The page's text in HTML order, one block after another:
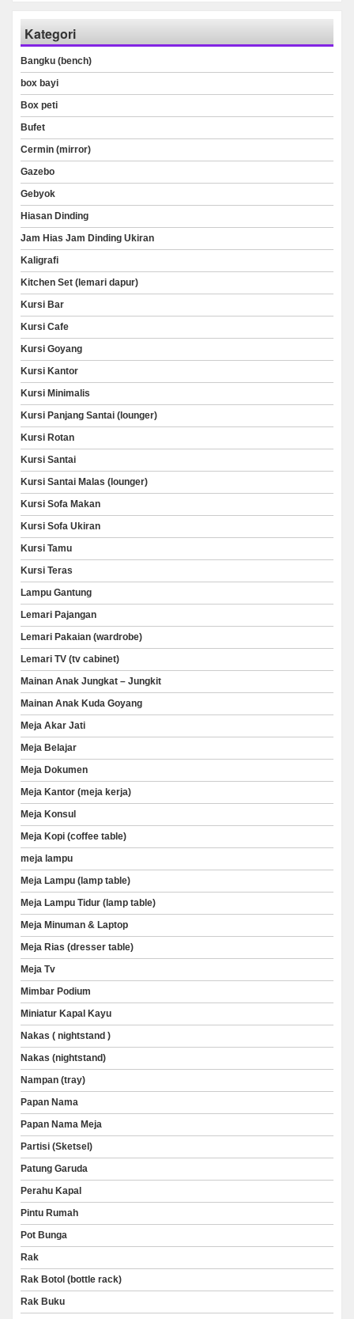
Kategori
Bangku (bench)
box bayi
Box peti
Bufet
Cermin (mirror)
Gazebo
Gebyok
Hiasan Dinding
Jam Hias Jam Dinding Ukiran
Kaligrafi
Kitchen Set (lemari dapur)
Kursi Bar
Kursi Cafe
Kursi Goyang
Kursi Kantor
Kursi Minimalis
Kursi Panjang Santai (lounger)
Kursi Rotan
Kursi Santai
Kursi Santai Malas (lounger)
Kursi Sofa Makan
Kursi Sofa Ukiran
Kursi Tamu
Kursi Teras
Lampu Gantung
Lemari Pajangan
Lemari Pakaian (wardrobe)
Lemari TV (tv cabinet)
Mainan Anak Jungkat – Jungkit
Mainan Anak Kuda Goyang
Meja Akar Jati
Meja Belajar
Meja Dokumen
Meja Kantor (meja kerja)
Meja Konsul
Meja Kopi (coffee table)
meja lampu
Meja Lampu (lamp table)
Meja Lampu Tidur (lamp table)
Meja Minuman & Laptop
Meja Rias (dresser table)
Meja Tv
Mimbar Podium
Miniatur Kapal Kayu
Nakas ( nightstand )
Nakas (nightstand)
Nampan (tray)
Papan Nama
Papan Nama Meja
Partisi (Sketsel)
Patung Garuda
Perahu Kapal
Pintu Rumah
Pot Bunga
Rak
Rak Botol (bottle rack)
Rak Buku